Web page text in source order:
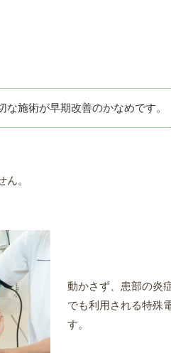
施術が早期改善のかなめです。
。
動かさず、患部の炎
でも利用される特殊
す。